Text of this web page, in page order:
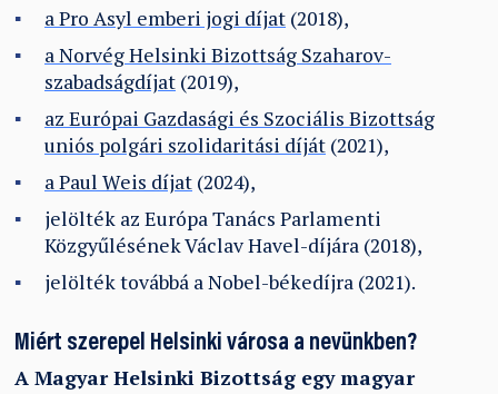
a Pro Asyl emberi jogi díjat (2018),
a Norvég Helsinki Bizottság Szaharov-
szabadságdíjat (2019),
az Európai Gazdasági és Szociális Bizottság
uniós polgári szolidaritási díját (2021),
a Paul Weis díjat (2024),
jelölték az Európa Tanács Parlamenti
Közgyűlésének Václav Havel-díjára (2018),
jelölték továbbá a Nobel-békedíjra (2021).
Miért szerepel Helsinki városa a nevünkben?
A Magyar Helsinki Bizottság egy magyar